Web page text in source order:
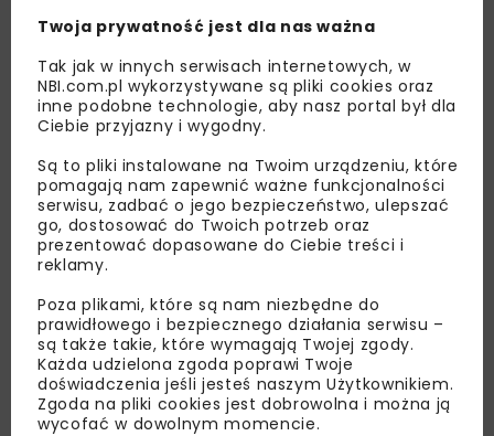
Lubisz wiedzieć więcej?
Zapisz się do newslettera aby otrzymywać od
nas najlepsze informacje branżowe,
zaproszenia na wydarzenia, atrakcyjne oferty i
dedykowane akcje specjalne.
Twoja prywatność jest dla nas ważna
Tak jak w innych serwisach internetowych, w
NBI.com.pl wykorzystywane są pliki cookies oraz
inne podobne technologie, aby nasz portal był dla
Ciebie przyjazny i wygodny.
Są to pliki instalowane na Twoim urządzeniu, które
pomagają nam zapewnić ważne funkcjonalności
serwisu, zadbać o jego bezpieczeństwo, ulepszać
go, dostosować do Twoich potrzeb oraz
prezentować dopasowane do Ciebie treści i
reklamy.
Poza plikami, które są nam niezbędne do
prawidłowego i bezpiecznego działania serwisu –
są także takie, które wymagają Twojej zgody.
Każda udzielona zgoda poprawi Twoje
doświadczenia jeśli jesteś naszym Użytkownikiem.
Zgoda na pliki cookies jest dobrowolna i można ją
wycofać w dowolnym momencie.